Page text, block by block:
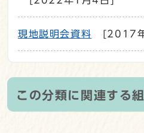
現地説明会資料 [2017
この分類に関連する